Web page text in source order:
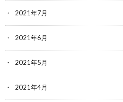
2021年7月
2021年6月
2021年5月
2021年4月